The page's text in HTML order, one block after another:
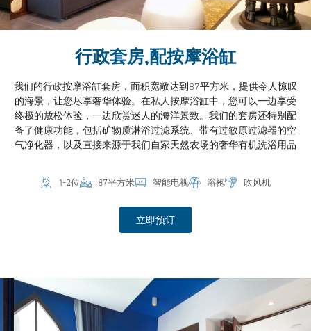
行政套房,配按摩浴缸
我们的行政按摩浴缸套房，面积宽敞达到87平方米，提供令人惊叹
的海景，让您尽享奢华体验。在私人按摩浴缸中，您可以一边享受
终极的放松体验，一边欣赏迷人的海洋景致。我们的套房还特别配
备了健康功能，包括矿物质淋浴过滤系统、带有过敏原过滤器的空
气净化器，以及直接来源于我们自家天然农场的奢华有机洗浴用品
1-2位 87平方米 智能电视 浴袍 吹风机
立即预订